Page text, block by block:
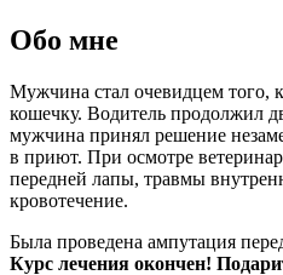
Обо мне
Мужчина стал очевидцем того,
кошечку. Водитель продолжил
мужчина принял решение
в приют. При осмотре
передней лапы, травмы
кровотечение.
Была проведена ампутация
Курс лечения окончен!